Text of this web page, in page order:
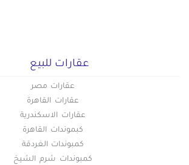
عقارات للبيع
عقارات مصر
عقارات القاهرة
عقارات الاسكندرية
كبموندات القاهرة
كمبوندات الغردقة
كمبوندات شرم الشيخ